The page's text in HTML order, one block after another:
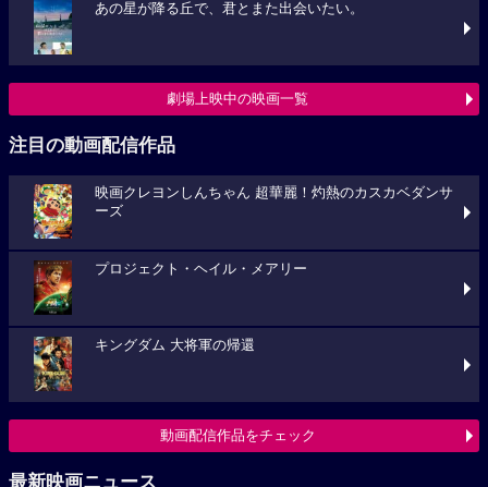
あの星が降る丘で、君とまた出会いたい。
劇場上映中の映画一覧
注目の動画配信作品
映画クレヨンしんちゃん 超華麗！灼熱のカスカベダンサ
ーズ
プロジェクト・ヘイル・メアリー
キングダム 大将軍の帰還
動画配信作品をチェック
最新映画ニュース